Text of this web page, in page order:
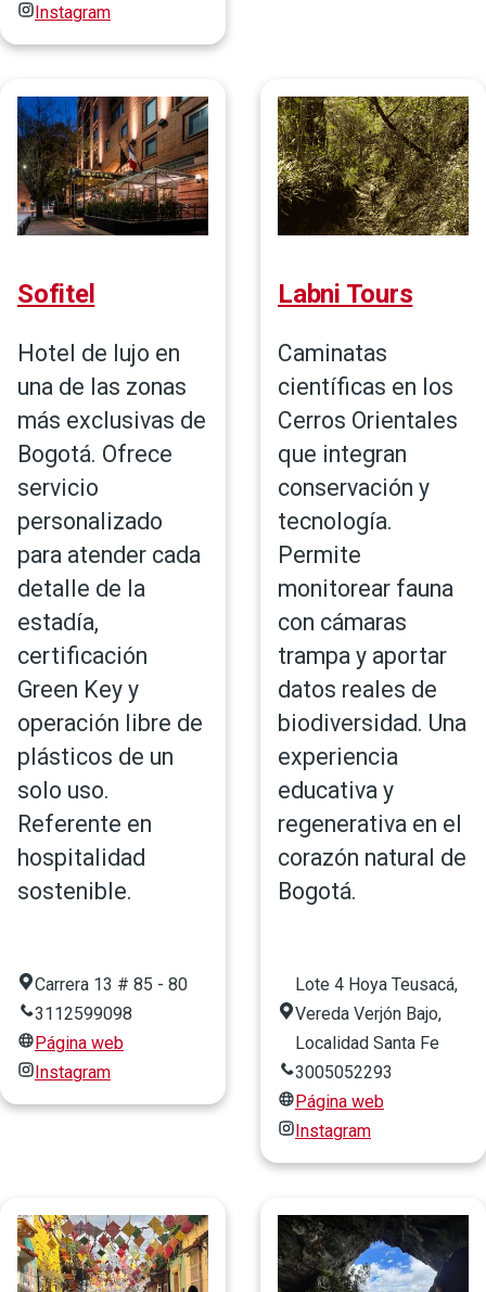
Instagram
Sofitel
Hotel de lujo en
una de las zonas
más exclusivas de
Bogotá. Ofrece
servicio
personalizado
para atender cada
detalle de la
estadía,
certificación
Green Key y
operación libre de
plásticos de un
solo uso.
Referente en
hospitalidad
sostenible.
Carrera 13 # 85 - 80
3112599098
Página web
Instagram
Labni Tours
Caminatas
científicas en los
Cerros Orientales
que integran
conservación y
tecnología.
Permite
monitorear fauna
con cámaras
trampa y aportar
datos reales de
biodiversidad. Una
experiencia
educativa y
regenerativa en el
corazón natural de
Bogotá.
Lote 4 Hoya Teusacá,
Vereda Verjón Bajo,
Localidad Santa Fe
3005052293
Página web
Instagram